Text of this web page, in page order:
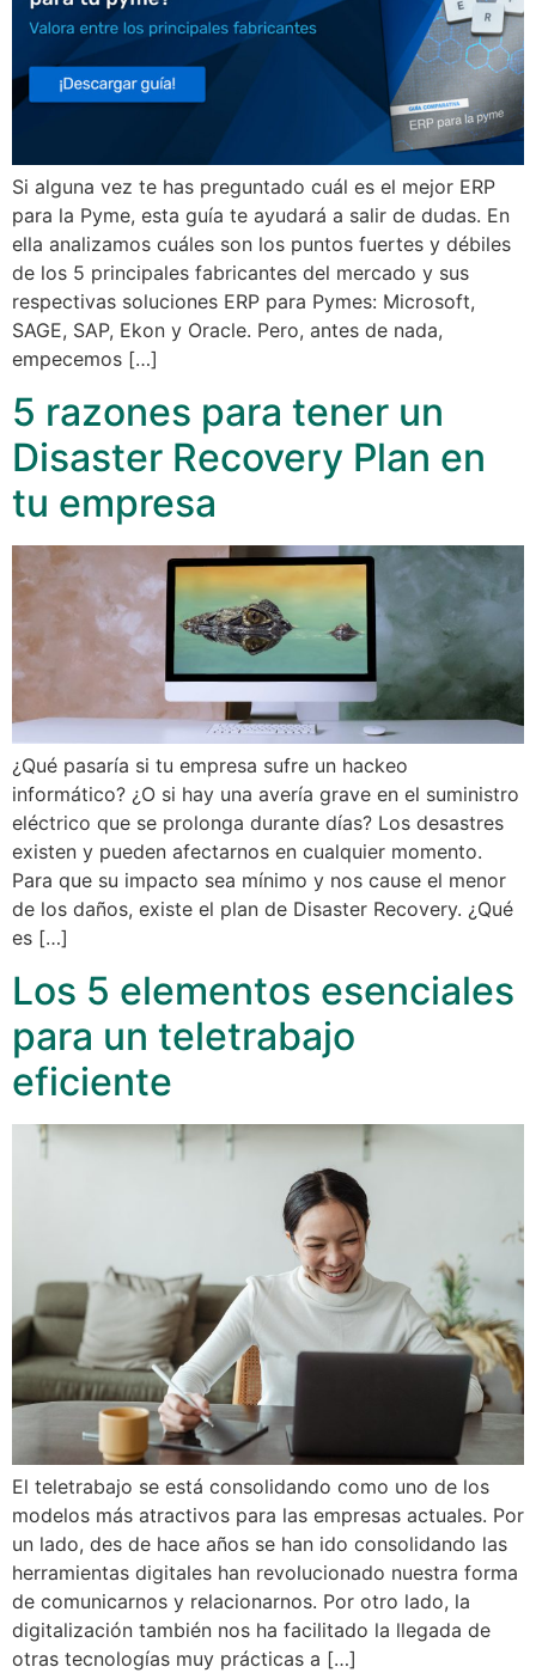
Si alguna vez te has preguntado cuál es el mejor ERP
para la Pyme, esta guía te ayudará a salir de dudas. En
ella analizamos cuáles son los puntos fuertes y débiles
de los 5 principales fabricantes del mercado y sus
respectivas soluciones ERP para Pymes: Microsoft,
SAGE, SAP, Ekon y Oracle. Pero, antes de nada,
empecemos […]
5 razones para tener un
Disaster Recovery Plan en
tu empresa
¿Qué pasaría si tu empresa sufre un hackeo
informático? ¿O si hay una avería grave en el suministro
eléctrico que se prolonga durante días? Los desastres
existen y pueden afectarnos en cualquier momento.
Para que su impacto sea mínimo y nos cause el menor
de los daños, existe el plan de Disaster Recovery. ¿Qué
es […]
Los 5 elementos esenciales
para un teletrabajo
eficiente
El teletrabajo se está consolidando como uno de los
modelos más atractivos para las empresas actuales. Por
un lado, des de hace años se han ido consolidando las
herramientas digitales han revolucionado nuestra forma
de comunicarnos y relacionarnos. Por otro lado, la
digitalización también nos ha facilitado la llegada de
otras tecnologías muy prácticas a […]